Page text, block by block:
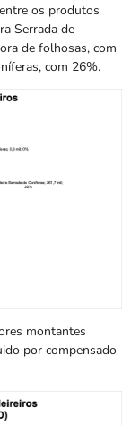
os produtos
Serrada de
de folhosas, com
com 26%.
montantes
por compensado